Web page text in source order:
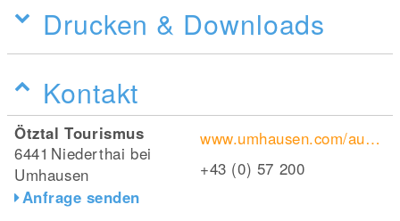
Drucken & Downloads
Kontakt
Ötztal Tourismus
6441 Niederthai bei
Umhausen
Anfrage senden
www.umhausen.com/ausflugsziel-stuibenfall-sommer
+43 (0) 57 200